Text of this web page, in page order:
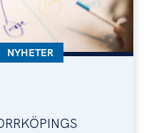
KATEGORI:
NYHETER